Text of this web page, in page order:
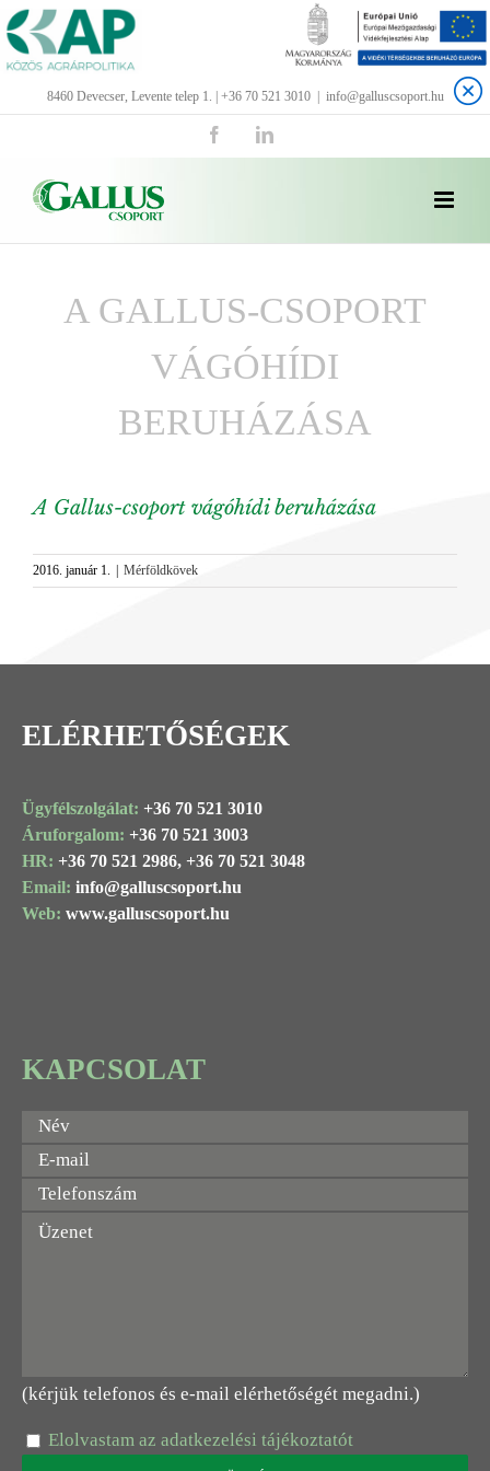
Kihagyás
8460 Devecser, Levente telep 1. | +36 70 521 3010 info@galluscsoport.hu
FacebookLinkedIn
A GALLUS-CSOPORT
VÁGÓHÍDI
BERUHÁZÁSA
A Gallus-csoport vágóhídi beruházása
2016. január 1. | Mérföldkövek
ELÉRHETŐSÉGEK
Ügyfélszolgálat: +36 70 521 3010
Áruforgalom: +36 70 521 3003
HR: +36 70 521 2986, +36 70 521 3048
Email: info@galluscsoport.hu
Web: www.galluscsoport.hu
KAPCSOLAT
(kérjük telefonos és e-mail elérhetőségét megadni.)
Elolvastam az adatkezelési tájékoztatót